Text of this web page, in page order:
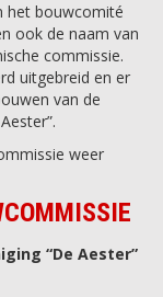
het bouwcomité
ook de naam van
commissie.
uitgebreid en er
van de
weer
“De Aester”